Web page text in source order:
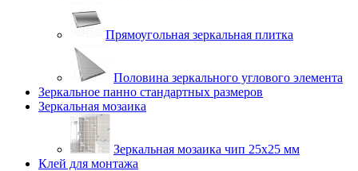
Прямоугольная зеркальная плитка
Половина зеркального углового элемента
Зеркальное панно стандартных размеров
Зеркальная мозаика
Зеркальная мозаика чип 25х25 мм
Клей для монтажа